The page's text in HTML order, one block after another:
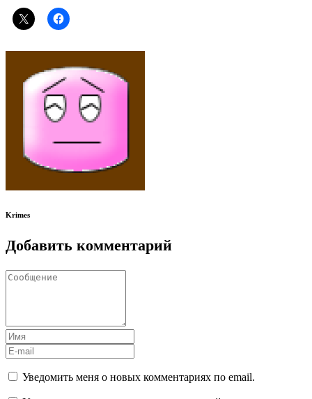
Krimes
Добавить комментарий
Уведомить меня о новых комментариях по email.